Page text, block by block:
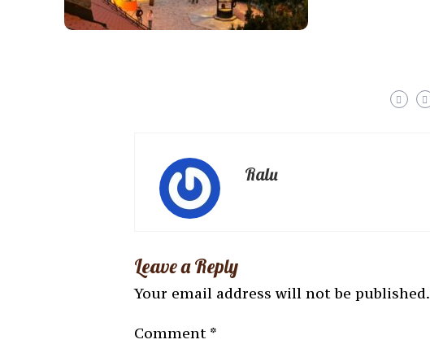
Ralu
Leave a Reply
Your email address will not be published.
Comment *